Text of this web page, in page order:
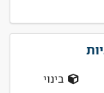
בינוי